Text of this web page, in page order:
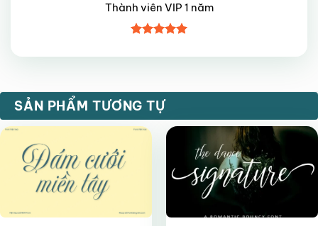
Thành viên VIP 1 năm
hạng55
SẢN PHẨM TƯƠNG TỰ
VIP